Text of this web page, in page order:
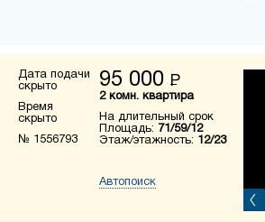
Дата подачи
скрыто
Время
скрыто
№ 1556793
95 000 Р
2 комн. квартира
На длительный срок
Площадь: 71/59/12
Этаж/этажность: 12/23
Автопоиск